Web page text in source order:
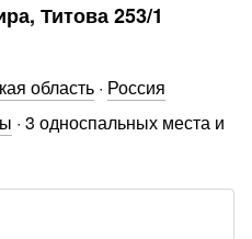
Титова 253/1
область · Россия
· 3 односпальных места и